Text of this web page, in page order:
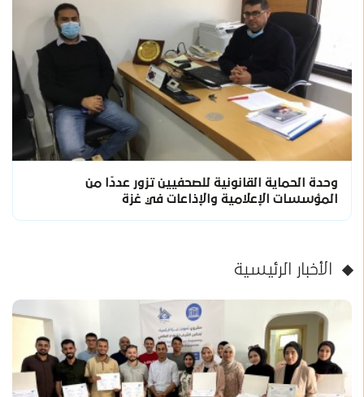
وحدة الحماية القانونية للصحفيين تزور عددًا من
المؤسسات الإعلامية والإذاعات في غزة
الأخبار الرئيسية